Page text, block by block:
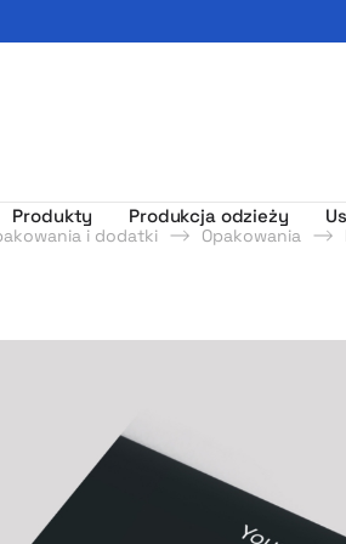
firmowe z logo - MerchUp
Produkty Produkcja odzieży
i dodatki Opakowania